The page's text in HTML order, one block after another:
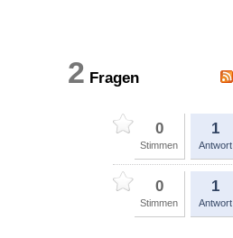
2 Fragen
0
Stimmen
1
Antwort
0
Stimmen
1
Antwort